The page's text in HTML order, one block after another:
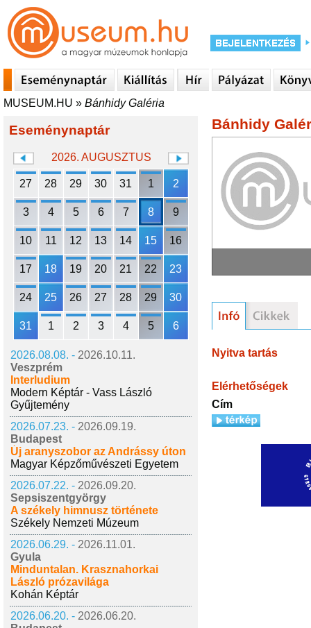
MUSEUM.HU » Bánhidy Galéria
Eseménynaptár
2026. AUGUSZTUS
27 28 29 30 31 1 2
3 4 5 6 7 8 9
10 11 12 13 14 15 16
17 18 19 20 21 22 23
24 25 26 27 28 29 30
31 1 2 3 4 5 6
2026.08.08. - 2026.10.11.
Veszprém
Interludium
Modern Képtár - Vass László
Gyűjtemény
2026.07.23. - 2026.09.19.
Budapest
Új aranyszobor az Andrássy úton
Magyar Képzőművészeti Egyetem
2026.07.22. - 2026.09.20.
Sepsiszentgyörgy
A székely himnusz története
Székely Nemzeti Múzeum
2026.06.29. - 2026.11.01.
Gyula
Minduntalan. Krasznahorkai
László prózavilága
Kohán Képtár
2026.06.20. - 2026.06.20.
Bánhidy
Nyitva tartás
Elérhetőségek
Cím